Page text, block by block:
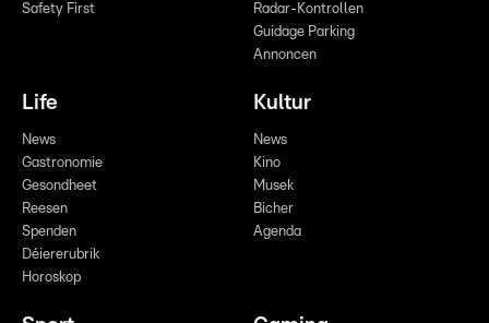
Safety First
Radar-Kontrollen
Guidage Parking
Annoncen
Life
News
Gastronomie
Gesondheet
Reesen
Spenden
Déiererubrik
Horoskop
Kultur
News
Kino
Musek
Bicher
Agenda